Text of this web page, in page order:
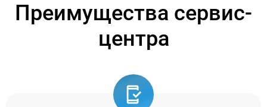
Преимущества сервис-
центра